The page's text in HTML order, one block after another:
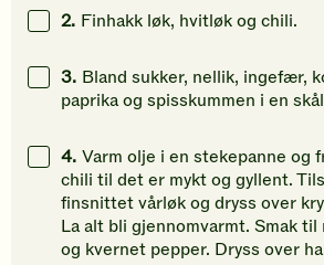
2. Finhakk løk, hvitløk og chili.
3. Bland sukker, nellik, ingefær,
paprika og spisskummen i en
4. Varm olje i en stekepanne og
chili til det er mykt og gyllent.
finsnittet vårløk og dryss over
La alt bli gjennomvarmt. Smak
og kvernet pepper. Dryss over